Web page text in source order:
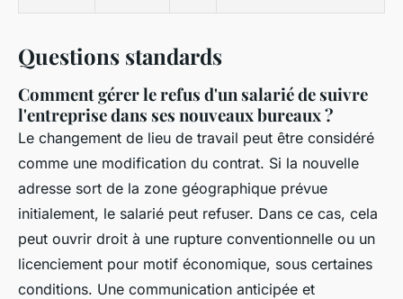
Questions standards
Comment gérer le refus d'un salarié de suivre
l'entreprise dans ses nouveaux bureaux ?
Le changement de lieu de travail peut être considéré
comme une modification du contrat. Si la nouvelle
adresse sort de la zone géographique prévue
initialement, le salarié peut refuser. Dans ce cas, cela
peut ouvrir droit à une rupture conventionnelle ou un
licenciement pour motif économique, sous certaines
conditions. Une communication anticipée et